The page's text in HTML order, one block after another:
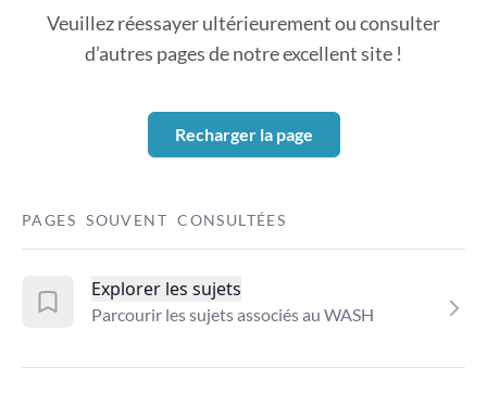
Veuillez réessayer ultérieurement ou consulter
d’autres pages de notre excellent site !
Recharger la page
PAGES SOUVENT CONSULTÉES
Explorer les sujets
Parcourir les sujets associés au WASH